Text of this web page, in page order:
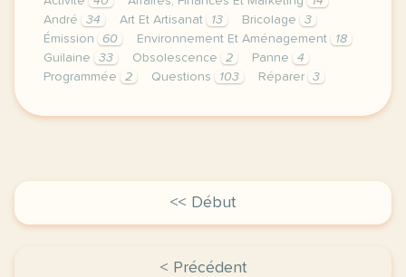
André
34 Art Et Artisanat 13 Bricolage
3
Émission
60 Environnement Et Aménagement
18
Guilaine
33 Obsolescence 2 Panne
4
Programmée
2 Questions 103 Réparer 3
theme affaires finances et marketing art et
<< Début
< Précédent